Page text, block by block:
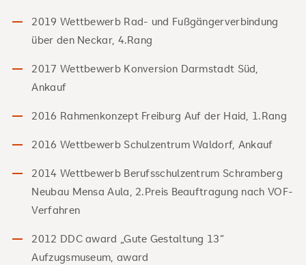
2019 Wettbewerb Rad- und Fußgängerverbindung
über den Neckar, 4.Rang
2017 Wettbewerb Konversion Darmstadt Süd,
Ankauf
2016 Rahmenkonzept Freiburg Auf der Haid, 1.Rang
2016 Wettbewerb Schulzentrum Waldorf, Ankauf
2014 Wettbewerb Berufsschulzentrum Schramberg
Neubau Mensa Aula, 2.Preis Beauftragung nach VOF-
Verfahren
2012 DDC award „Gute Gestaltung 13“
Aufzugsmuseum, award